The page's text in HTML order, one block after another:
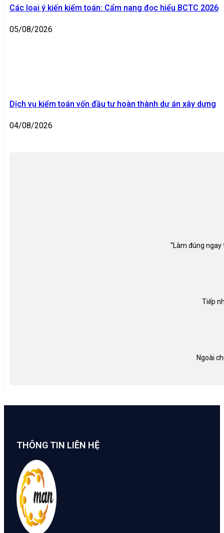
Các loại ý kiến kiểm toán: Cẩm nang đọc hiểu BCTC 2026
05/08/2026
Dịch vụ kiểm toán vốn đầu tư hoàn thành dự án xây dựng
04/08/2026
“Làm đúng
Tiếp
Ngoài
THÔNG TIN LIÊN HỆ